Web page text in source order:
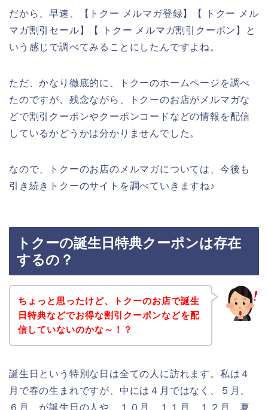
だから、早速、【トクー メルマガ登録】【 トクー メル
マガ割引セール】【 トクー メルマガ割引クーポン】と
いう感じで調べてみることにしたんですよね。
ただ、かなり徹底的に、トクーのホームページを調べ
たのですが、残念ながら、トクーのお店がメルマガな
どで割引クーポンやクーポンコードなどの情報を配信
しているかどうかは分かりませんでした。
なので、トクーのお店のメルマガについては、今後も
引き続きトクーのサイトを調べていきますね♪
トクーの誕生日特典クーポンは存在
するの？
ちょっと思ったけど、トクーのお店で誕生
日特典などでお得な割引クーポンなどを配
信していないのかな～！？
誕生日という特別な日は全ての人に訪れます。私は４
月で春の生まれですが、中には４月ではなく、５月、
６月、が誕生日の人や、１０月、１１月、１２月、夏